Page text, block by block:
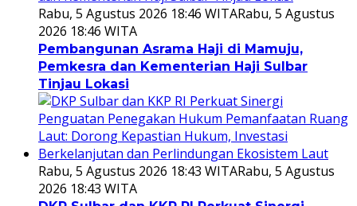
Rabu, 5 Agustus 2026 18:46 WITARabu, 5 Agustus
2026 18:46 WITA
Pembangunan Asrama Haji di Mamuju,
Pemkesra dan Kementerian Haji Sulbar
Tinjau Lokasi
Rabu, 5 Agustus 2026 18:43 WITARabu, 5 Agustus
2026 18:43 WITA